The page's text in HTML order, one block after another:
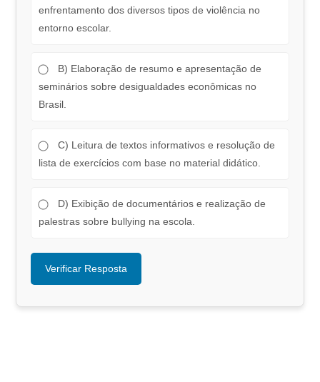
enfrentamento dos diversos tipos de violência no
entorno escolar.
B) Elaboração de resumo e apresentação de
seminários sobre desigualdades econômicas no
Brasil.
C) Leitura de textos informativos e resolução de
lista de exercícios com base no material didático.
D) Exibição de documentários e realização de
palestras sobre bullying na escola.
Verificar Resposta